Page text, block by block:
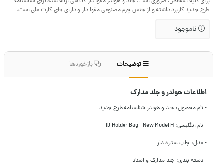
طرح جدید کاربرد داشته و از جنس چرم مصنوعی مقوا دار و دارای جای کارت ملی است.
ناموجود
توضیحات بازخوردها
اطلاعات هولدر و جلد مدارک
- نام محصول: جلد و هولدر شناسنامه طرح جدید
- نام انگلیسی: ID Holder Bag - New Model H
- مدل: چاپ ستاره دار
- دسته بندی: جلد مدارک و اسناد